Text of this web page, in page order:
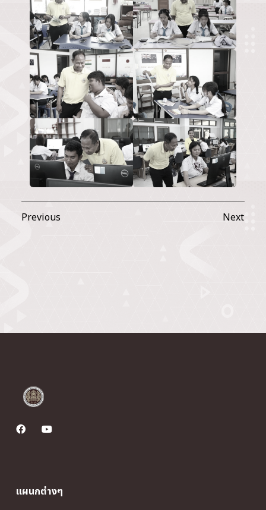
Previous Next
แผนกต่างๆ